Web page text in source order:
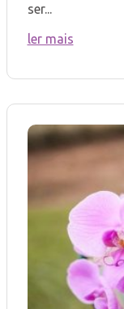
ser...
ler mais